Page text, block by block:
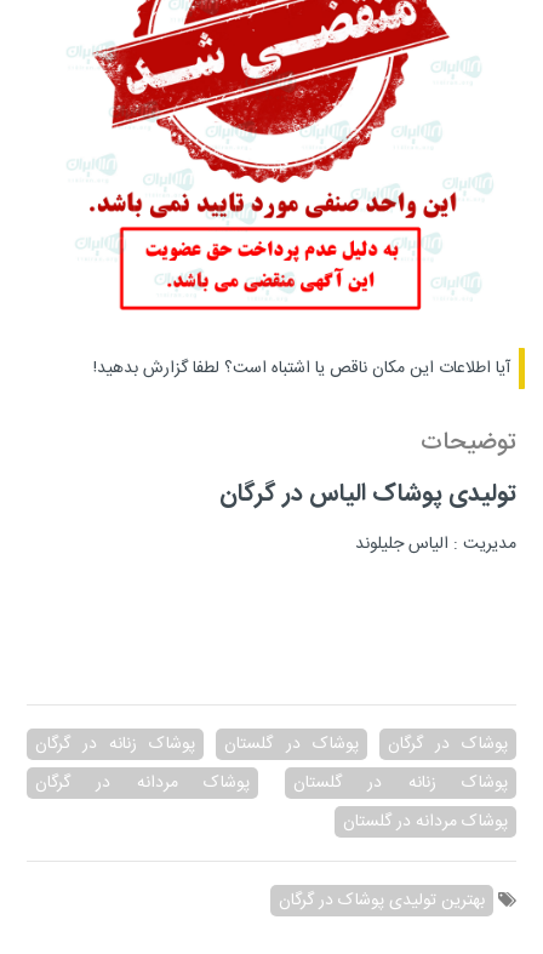
آیا اطلاعات این مکان ناقص یا اشتباه است؟ لطفا گزارش بدهید!
توضیحات
تولیدی پوشاک الیاس در گرگان
مدیریت : الیاس جلیلوند
پوشاک در گرگان پوشاک در گلستان
پوشاک زنانه در گرگان
پوشاک زنانه در گلستان
پوشاک مردانه در گرگان
پوشاک مردانه در گلستان
بهترین تولیدی پوشاک در گرگان